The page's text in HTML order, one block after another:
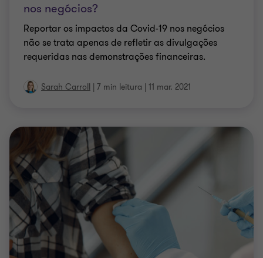
nos negócios?
Reportar os impactos da Covid-19 nos negócios
não se trata apenas de refletir as divulgações
requeridas nas demonstrações financeiras.
Sarah Carroll | 7 min leitura | 11 mar. 2021